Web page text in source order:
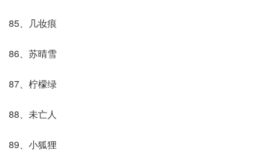
85、几妆痕
86、苏晴雪
87、柠檬绿
88、未亡人
89、小狐狸